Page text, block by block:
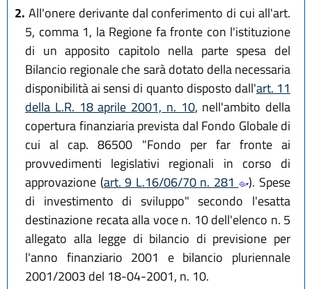
2. All'onere derivante dal conferimento di cui all'art.
5, comma 1, la Regione fa fronte con l'istituzione
di un apposito capitolo nella parte spesa del
Bilancio regionale che sarà dotato della necessaria
disponibilità ai sensi di quanto disposto dall'art. 11
della L.R. 18 aprile 2001, n. 10, nell'ambito della
copertura finanziaria prevista dal Fondo Globale di
cui al cap. 86500 "Fondo per far fronte ai
provvedimenti legislativi regionali in corso di
approvazione (art. 9 L.16/06/70 n. 281
). Spese
di investimento di sviluppo" secondo l'esatta
destinazione recata alla voce n. 10 dell'elenco n. 5
allegato alla legge di bilancio di previsione per
l'anno finanziario 2001 e bilancio pluriennale
2001/2003 del 18-04-2001, n. 10.